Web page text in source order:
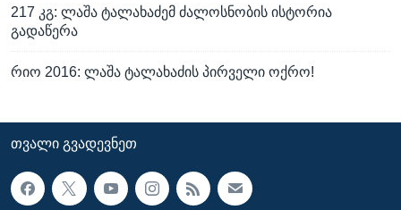
217 კგ: ლაშა ტალახაძემ ძალოსნობის ისტორია
გადაწერა
რიო 2016: ლაშა ტალახაძის პირველი ოქრო!
ᲗᲕᲐᲚᲘ ᲒᲕᲐᲓᲔᲕᲜᲔᲗ